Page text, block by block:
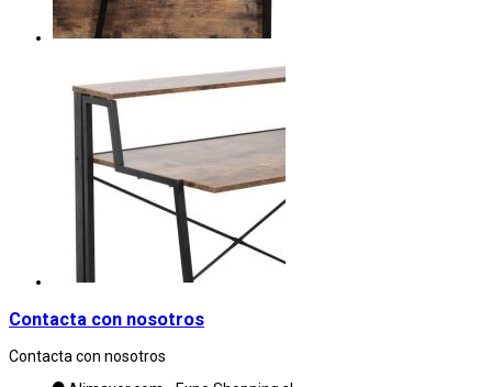
Contacta con nosotros
Contacta con nosotros